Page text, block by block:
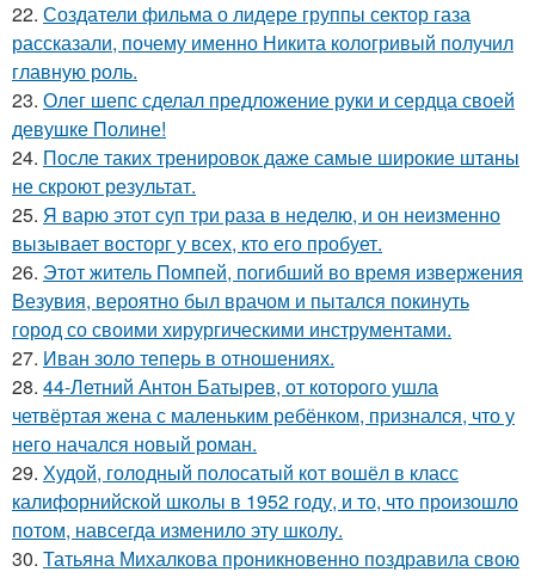
22. Создатели фильма о лидере группы сектор газа
рассказали, почему именно Никита кологривый получил
главную роль.
23. Олег шепс сделал предложение руки и сердца своей
девушке Полине!
24. После таких тренировок даже самые широкие штаны
не скроют результат.
25. Я варю этот суп три раза в неделю, и он неизменно
вызывает восторг у всех, кто его пробует.
26. Этот житель Помпей, погибший во время извержения
Везувия, вероятно был врачом и пытался покинуть
город со своими хирургическими инструментами.
27. Иван золо теперь в отношениях.
28. 44-Летний Антон Батырев, от которого ушла
четвёртая жена с маленьким ребёнком, признался, что у
него начался новый роман.
29. Худой, голодный полосатый кот вошёл в класс
калифорнийской школы в 1952 году, и то, что произошло
потом, навсегда изменило эту школу.
30. Татьяна Михалкова проникновенно поздравила свою